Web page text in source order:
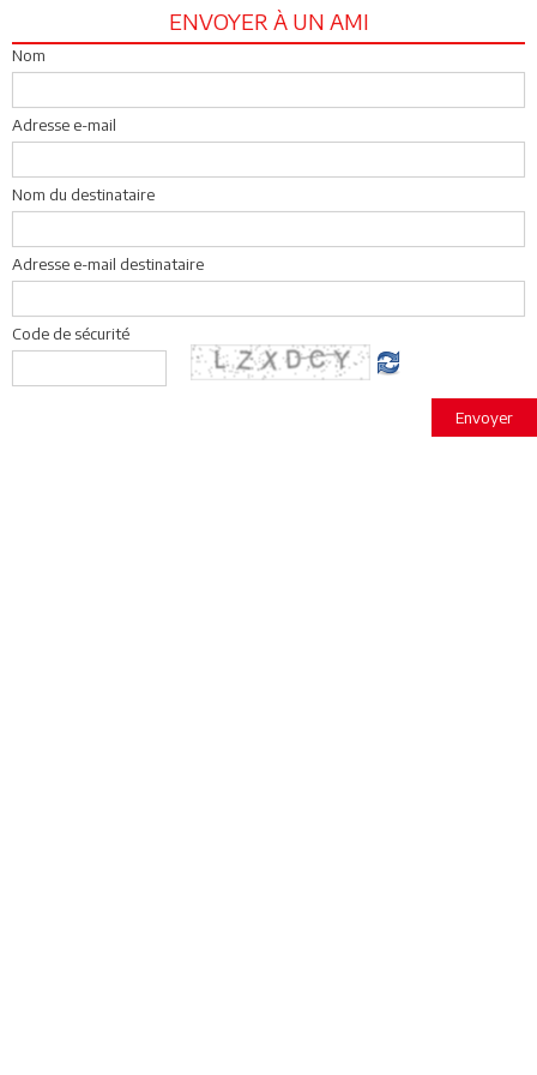
ENVOYER À UN AMI
Nom
Adresse e-mail
Nom du destinataire
Adresse e-mail destinataire
Code de sécurité
Envoyer